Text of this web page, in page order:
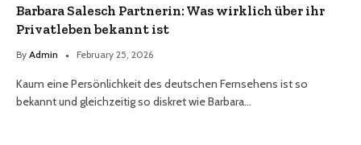
Barbara Salesch Partnerin: Was wirklich über ihr
Privatleben bekannt ist
By Admin February 25, 2026
Kaum eine Persönlichkeit des deutschen Fernsehens ist so
bekannt und gleichzeitig so diskret wie Barbara…